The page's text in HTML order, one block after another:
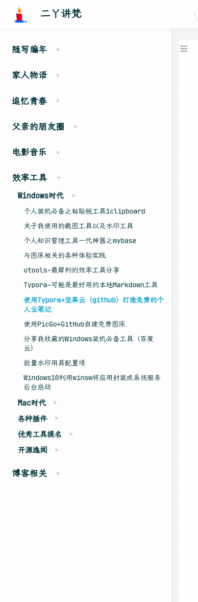
二丫讲梵
随写编年
家人物语
追忆青春
父亲的朋友圈
电影音乐
效率工具
Windows时代
个人装机必备之粘贴板工具1clipboard
关于我使用的截图工具以及水印工具
个人知识管理工具一代神器之mybase
与图床相关的各种体验实践
utools–最犀利的效率工具分享
Typora–可能是最好用的本地Markdown工具
使用Typora+坚果云（github）打造免费的个
人云笔记
使用PicGo+GitHub自建免费图床
分享我收藏的Windows装机必备工具（百度
云）
批量水印用具配置项
Windows10利用winsw将应用封装成系统服务
后台启动
Mac时代
各种插件
优秀工具提名
开源逸闻
博客相关